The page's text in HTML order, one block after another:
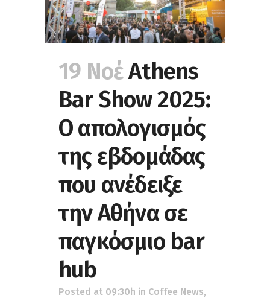
19 ΝοέAthens
Bar Show 2025:
Ο απολογισμός
της εβδομάδας
που ανέδειξε
την Αθήνα σε
παγκόσμιο bar
hub
Posted at 09:30h in Coffee News,